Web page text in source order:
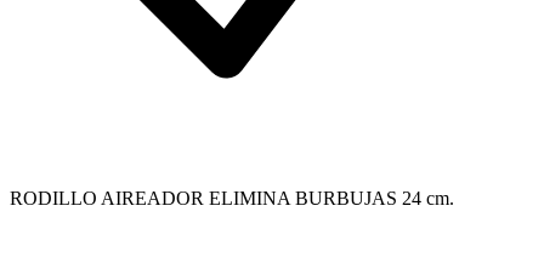
RODILLO AIREADOR ELIMINA BURBUJAS 24 cm.